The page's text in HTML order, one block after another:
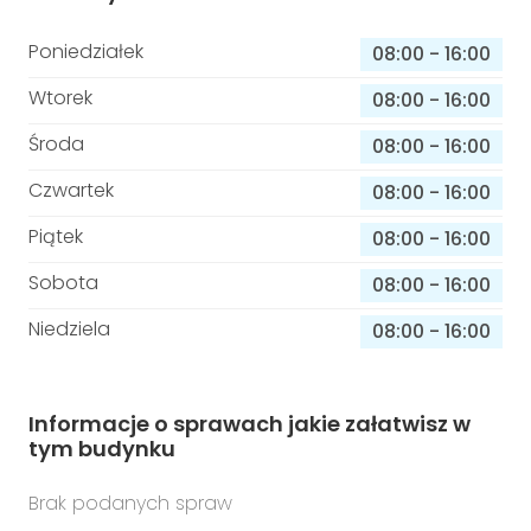
Poniedziałek 08:00 - 16:00
Wtorek
08:00 - 16:00
Środa
08:00 - 16:00
Czwartek
08:00 - 16:00
Piątek
08:00 - 16:00
Sobota
08:00 - 16:00
Niedziela
08:00 - 16:00
Informacje o sprawach jakie załatwisz w
tym budynku
Brak podanych spraw